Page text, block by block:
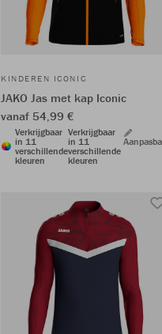
KINDEREN ICONIC
JAKO Jas met kap Iconic
vanaf 54,99 €
Verkrijgbaar
in 11
verschillende
kleuren
Verkrijgbaar
in 11
verschillende
kleuren